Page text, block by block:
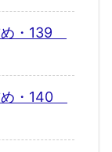
・139
め・140